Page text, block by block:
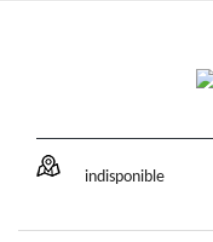
indisponible